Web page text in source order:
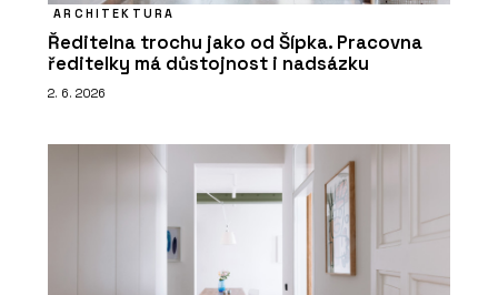
ARCHITEKTURA
Ředitelna trochu jako od Šípka. Pracovna
ředitelky má důstojnost i nadsázku
2. 6. 2026